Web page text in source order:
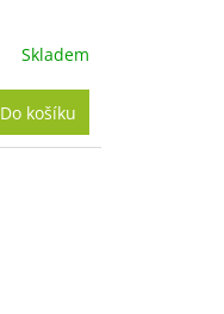
Skladem
Do košíku